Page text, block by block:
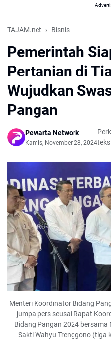
TAJAM.net Bisnis
Pemerintah
Pertanian di
Wujudkan
Pangan
Pewarta Network
Kamis, November 28, 2024teks
Menteri Koordinator Bidang
jumpa pers seusai Rapat
Bidang Pangan 2024 bersama
Sakti Wahyu Trenggono (tiga